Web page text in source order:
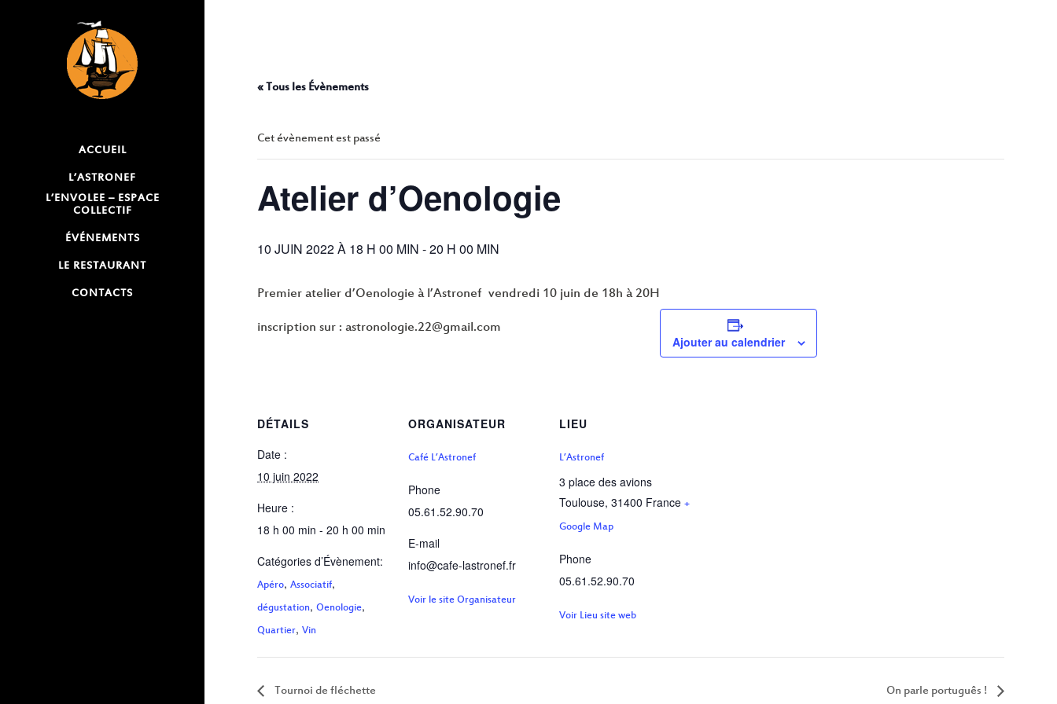
ACCUEIL
L’ASTRONEF
L’ENVOLEE – ESPACE
COLLECTIF
ÉVÉNEMENTS
LE RESTAURANT
CONTACTS
« Tous les Évènements
Cet évènement est passé
Atelier d’Oenologie
10 JUIN 2022 À 18 H 00 MIN -20 H 00 MIN
Premier atelier d’Oenologie à l’Astronef vendredi 10 juin de 18h à 20H
inscription sur : astronologie.22@gmail.com
Ajouter au calendrier
DÉTAILS
Date :
10 juin 2022
Heure :
18 h 00 min - 20 h 00 min
Catégories d’Évènement:
Apéro, Associatif,
dégustation, Oenologie,
Quartier, Vin
ORGANISATEUR
Café L’Astronef
Phone
05.61.52.90.70
E-mail
info@cafe-lastronef.fr
Voir le site Organisateur
LIEU
L’Astronef
3 place des avions
Toulouse, 31400 France +
Google Map
Phone
05.61.52.90.70
Voir Lieu site web
Tournoi de fléchette On parle português !